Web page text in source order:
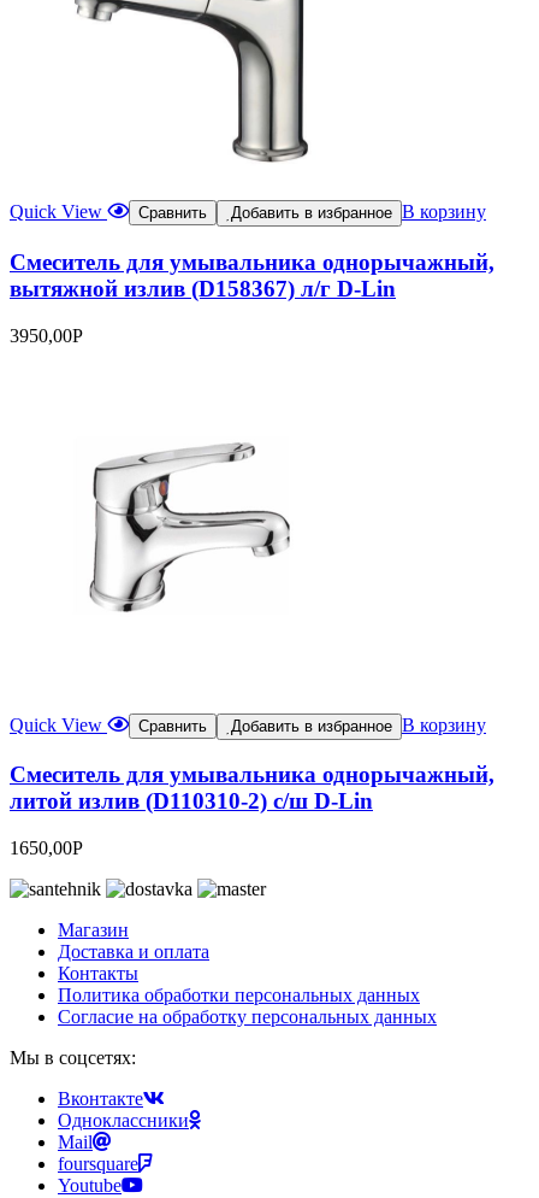
Quick View Сравнить Добавить в избранное В корзину
Смеситель для умывальника однорычажный,
вытяжной излив (D158367) л/г D-Lin
3950,00Р
Quick View Сравнить Добавить в избранное В корзину
Смеситель для умывальника однорычажный,
литой излив (D110310-2) с/ш D-Lin
1650,00Р
Магазин
Доставка и оплата
Контакты
Политика обработки персональных данных
Согласие на обработку персональных данных
Мы в соцсетях:
Вконтакте
Одноклассники
Mail
foursquare
Youtube